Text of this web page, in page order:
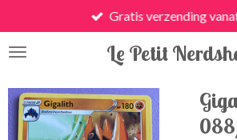
direct
naar
hoofdinhoud
Le Petit
Gratis verzending